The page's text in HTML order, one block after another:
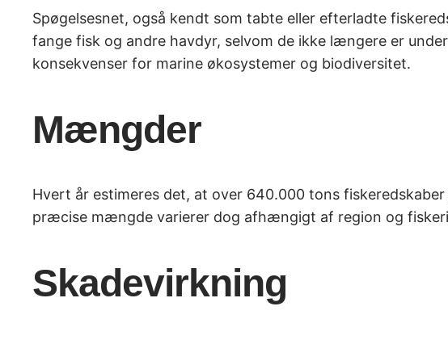
Spøgelsesnet, også kendt som tabte eller efterladte
fange fisk og andre havdyr, selvom de ikke længere er
konsekvenser for marine økosystemer og biodiversitet.
Mængder
Hvert år estimeres det, at over 640.000 tons
præcise mængde varierer dog afhængigt af region og
Skadevirkning